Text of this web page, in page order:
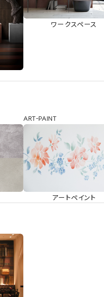
ワークスペース
ART-PAINT
アートペイント